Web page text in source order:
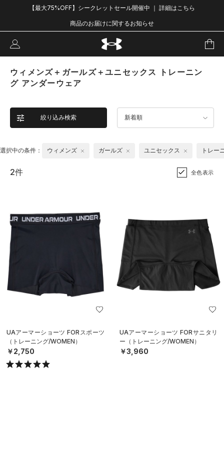
【最大75%OFF】シークレットセール開催中 ｜ 詳細はこちら
商品のお届けに関するお知らせ
ウィメンズ＋ガールズ＋ユニセックス トレーニン
グ アンダーウェア
絞り込み検索 新着順
選択中の条件： ウィメンズ ガールズ ユニセックス トレー
2件 全色表示
UAアーマーショーツ FORスポーツ
（トレーニング/WOMEN）
￥2,750
UAアーマーショーツ FORサニタリ
ー（トレーニング/WOMEN）
￥3,960